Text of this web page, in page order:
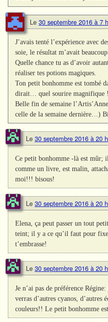
Le 30 septembre 2016 à 7
J’avais tenté l’expérience avec
soie, le résultat m’avait beaucoup
Quelle chance tu as d’avoir
réaliser tes potions magiques.
Ton petit bonhomme est tombé
dirait… quel sourire magnifique !
Belle fin de semaine
celle de la semaine dernière…)
Le 30 septembre 2016 à 20
Ce petit bonhomme -là est mûr;
comme un livre, est malin,
moi!!! bisous!
Le 30 septembre 2016 à 20
Elena, ça peut passer un tout
teint; il y a ce qu’il faut pour
t’embrasse!
Le 30 septembre 2016 à 20
Je n’ai pas de préférence
verras d’autres cyanos, d’autres
couleurs!! Le petit bonhomme